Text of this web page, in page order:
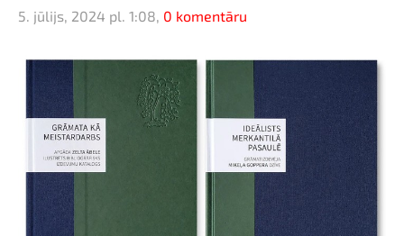
5. jūlijs, 2024 pl. 1:08, 0 komentāru